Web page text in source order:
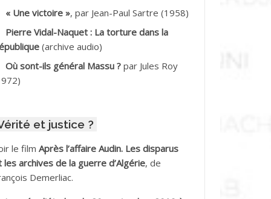
Rachid
Omar
Vve AIT SAADA
Mohamed Akli
« Une victoire », par Jean-Paul Sartre (1958)
Pierre Vidal-Naquet : La torture dans la
(archive audio)
Où sont-ils général Massu ? par Jules Roy
et justice ?
le film Après l’affaire Audin. Les disparus
les archives de la guerre d’Algérie, de
Demerliac.